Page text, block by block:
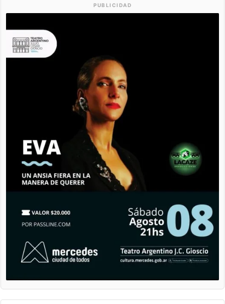
PUBLICIDAD